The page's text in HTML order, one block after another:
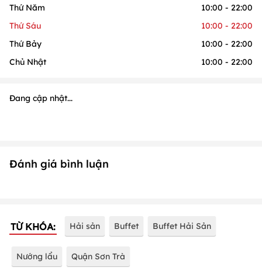
Thứ Năm
10:00 - 22:00
Thứ Sáu
10:00 - 22:00
Thứ Bảy
10:00 - 22:00
Chủ Nhật
10:00 - 22:00
Đang cập nhật...
Đánh giá bình luận
TỪ KHÓA: Hải sản Buffet Buffet Hải Sản
Nướng lẩu Quận Sơn Trà